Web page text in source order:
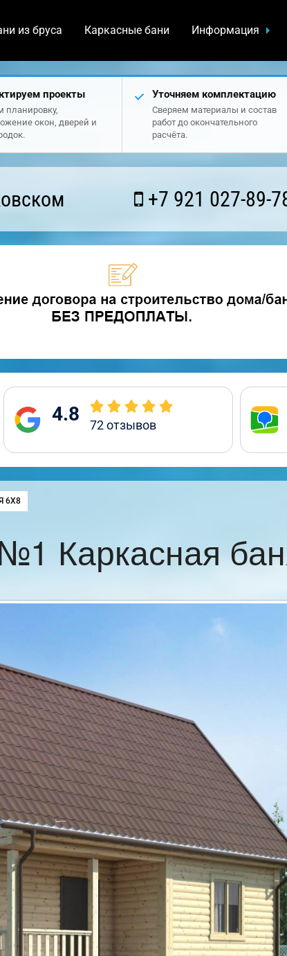
из бруса Каркасные бани Информация
проекты
планировку,
окон, дверей и
Уточняем комплектацию
Сверяем материалы и состав
работ до окончательного
расчёта.
+7 921 027-89-
4.8 72отзывов
6Х8
Каркасная